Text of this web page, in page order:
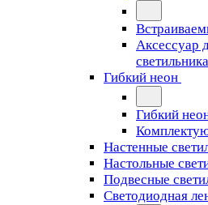
Аксессуар
светильника
Гибкий неон
Гибкий
Настенные
Настольные
Подвесные
Светодиодная